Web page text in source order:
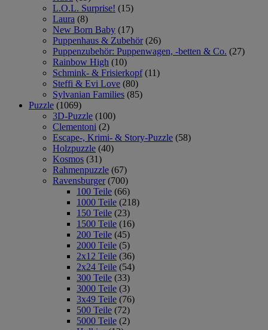
L.O.L. Surprise! (15)
Laura (8)
New Born Baby (17)
Puppenhaus & Zubehör (26)
Puppenzubehör: Puppenwagen, -betten & Co. (27)
Rainbow High (10)
Schmink- & Frisierkopf (11)
Steffi & Evi Love (80)
Sylvanian Families (85)
Puzzle (1069)
3D-Puzzle (100)
Clementoni (2)
Escape-, Krimi- & Story-Puzzle (58)
Holzpuzzle (40)
Kosmos (31)
Rahmenpuzzle (67)
Ravensburger (700)
100 Teile (66)
1000 Teile (218)
150 Teile (23)
1500 Teile (16)
200 Teile (45)
2000 Teile (5)
2x12 Teile (36)
2x24 Teile (54)
300 Teile (33)
3000 Teile (3)
3x49 Teile (76)
500 Teile (72)
5000 Teile (2)